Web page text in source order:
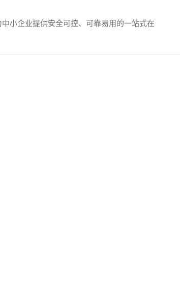
小企业提供安全可控、可靠易用的一站式在